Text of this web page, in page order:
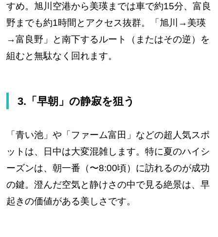
すめ。旭川空港から美瑛までは車で約15分、富良
野までも約1時間とアクセス抜群。「旭川→美瑛
→富良野」と南下するルート（またはその逆）を
組むと無駄なく回れます。
3.「早朝」の静寂を狙う
「青い池」や「ファーム富田」などの超人気スポ
ットは、日中は大変混雑します。特に夏のハイシ
ーズンは、朝一番（〜8:00頃）に訪れるのが成功
の鍵。澄んだ空気と静けさの中で見る絶景は、早
起きの価値がある美しさです。